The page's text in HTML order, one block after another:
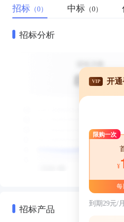
招标 （0） 中标 （0）
招标分析
招标产品
VIP 开
限购一次
¥
每
到期29元/